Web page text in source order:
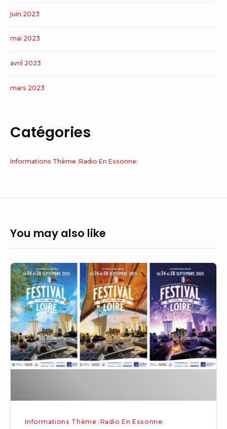
juin 2023
mai 2023
avril 2023
mars 2023
Catégories
Informations Thème :Radio En Essonne:
You may also like
Le
festival
«
Essonne
en
scène
»
ne
Informations Thème :Radio En Essonne: